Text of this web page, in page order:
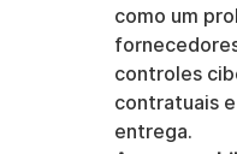
como um
controles
contratuais
entrega.